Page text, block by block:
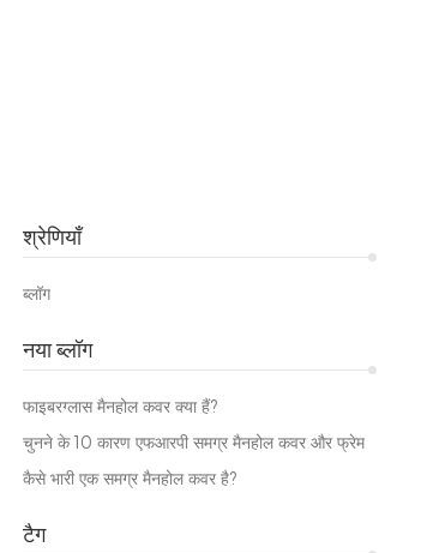
श्रेणियाँ
ब्लॉग
नया ब्लॉग
फाइबरग्लास मैनहोल कवर क्या हैं?
चुनने के 10 कारण एफआरपी समग्र मैनहोल कवर और फ्रेम
कैसे भारी एक समग्र मैनहोल कवर है?
टैग